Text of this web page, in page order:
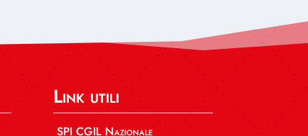
Link utili
SPI CGIL Nazionale